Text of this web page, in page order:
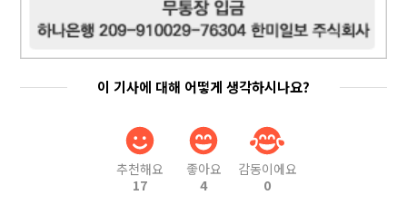
이 기사에 대해 어떻게 생각하시나요?
추천해요
17
좋아요
4
감동이에요
0